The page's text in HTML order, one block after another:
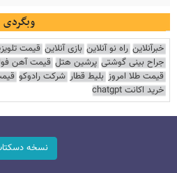
وبگردی
خبرآنلاین راه نو آنلاین بازی آنلاین قیمت
جراح بینی گوشتی پرشین هتل قیمت آهن
قیمت طلا امروز بلیط قطار شرکت رادوکو
خرید اکانت chatgpt
نسخه